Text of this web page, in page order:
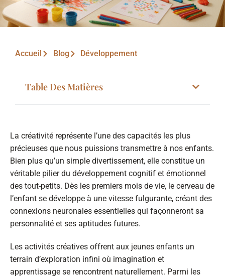
Accueil Blog Développement
Table Des Matières
La créativité représente l’une des capacités les plus
précieuses que nous puissions transmettre à nos enfants.
Bien plus qu’un simple divertissement, elle constitue un
véritable pilier du développement cognitif et émotionnel
des tout-petits. Dès les premiers mois de vie, le cerveau de
l’enfant se développe à une vitesse fulgurante, créant des
connexions neuronales essentielles qui façonneront sa
personnalité et ses aptitudes futures.
Les activités créatives offrent aux jeunes enfants un
terrain d’exploration infini où imagination et
apprentissage se rencontrent naturellement. Parmi les